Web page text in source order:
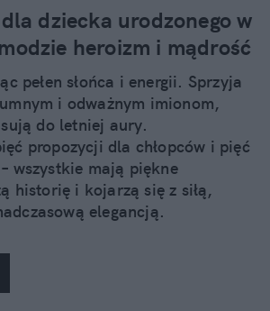
dziecka urodzonego w
heroizm i mądrość
pełen słońca i energii. Sprzyja
i odważnym imionom,
do letniej aury.
propozycji dla chłopców i pięć
wszystkie mają piękne
historię i kojarzą się z siłą,
elegancją.